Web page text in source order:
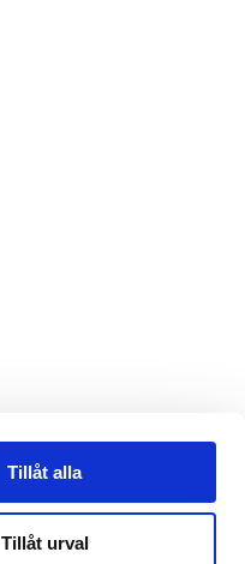
Tillåt alla
Tillåt urval